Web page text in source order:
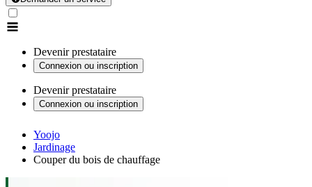
Devenir prestataire
Connexion ou inscription
Devenir prestataire
Connexion ou inscription
Yoojo
Jardinage
Couper du bois de chauffage